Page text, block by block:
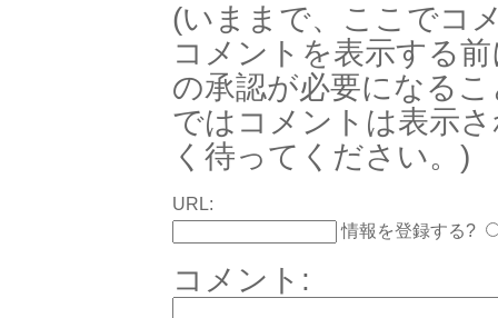
(いままで、ここでコ
コメントを表示する
の承認が必要になる
ではコメントは表示
く待ってください。)
URL:
情報を登録する?
コメント: